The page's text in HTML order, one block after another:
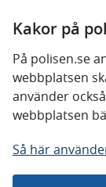
Kakor på
På polisen.se
webbplatsen
använder
webbplatsen
Så här